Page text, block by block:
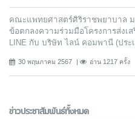
คณะแพทยศาสตร์ศิริราชพยาบาล
ข้อตกลงความร่วมมือโครงการส่ง
LINE กับ บริษัท ไลน์ คอมพานี (ประ
30 พฤษภาคม 2567 อ่าน 1217 ครั้ง
ข่าวประชาสัมพันธ์ทั้งหมด